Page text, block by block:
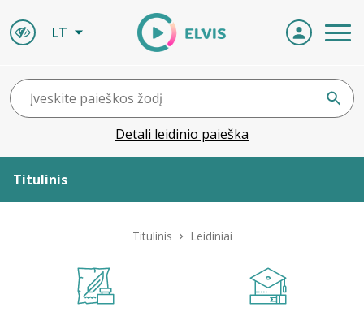
LT
Detali leidinio paieška
Titulinis
Titulinis Leidiniai